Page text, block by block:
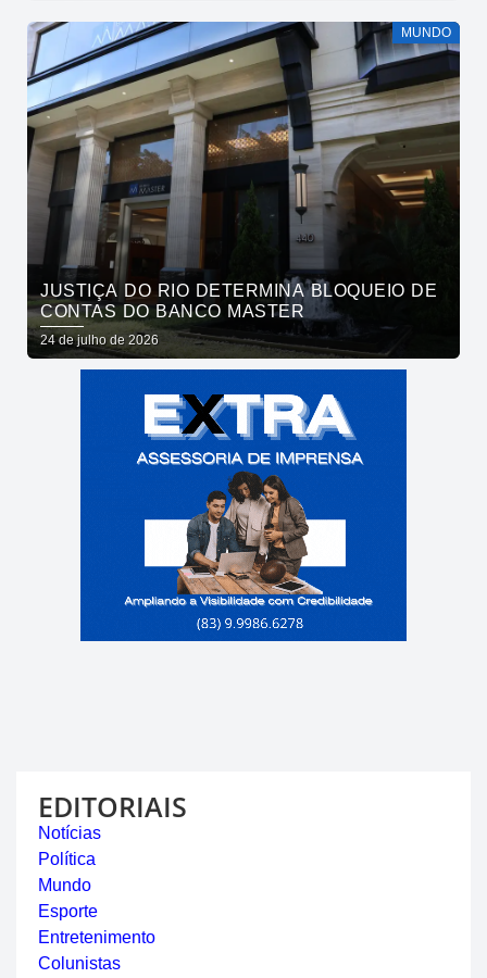
MUNDO
JUSTIÇA DO RIO DETERMINA BLOQUEIO DE
CONTAS DO BANCO MASTER
24 de julho de 2026
EDITORIAIS
Notícias
Política
Mundo
Esporte
Entretenimento
Colunistas